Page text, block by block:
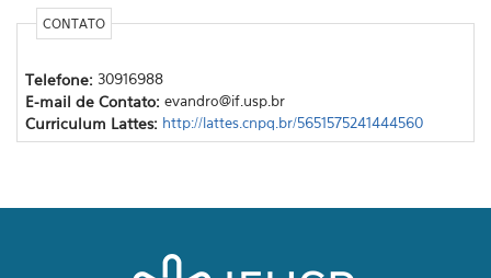
CONTATO
Telefone: 30916988
E-mail de Contato: evandro@if.usp.br
Curriculum Lattes: http://lattes.cnpq.br/5651575241444560